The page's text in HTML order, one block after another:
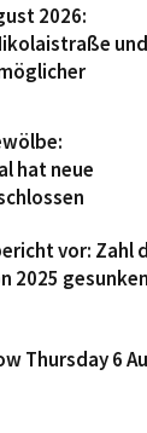
2026:
und
hat neue
vor: Zahl
2025 gesunken
Thursday 6